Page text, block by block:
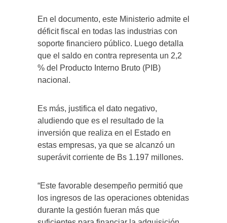
En el documento, este Ministerio admite el
déficit fiscal en todas las industrias con
soporte financiero público. Luego detalla
que el saldo en contra representa un 2,2
% del Producto Interno Bruto (PIB)
nacional.
Es más, justifica el dato negativo,
aludiendo que es el resultado de la
inversión que realiza en el Estado en
estas empresas, ya que se alcanzó un
superávit corriente de Bs 1.197 millones.
“Este favorable desempeño permitió que
los ingresos de las operaciones obtenidas
durante la gestión fueran más que